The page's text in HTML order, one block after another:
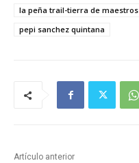
la peña trail-tierra de maestros
pepi sanchez quintana
Artículo anterior